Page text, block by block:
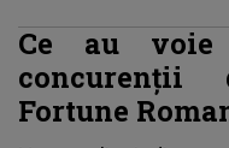
Ce au
Fortune